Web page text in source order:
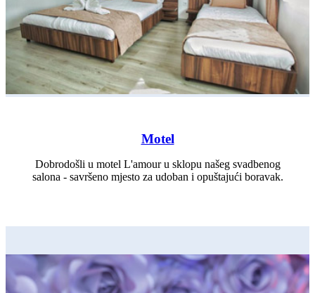
Motel
Dobrodošli u motel L'amour u sklopu našeg svadbenog
salona - savršeno mjesto za udoban i opuštajući boravak.